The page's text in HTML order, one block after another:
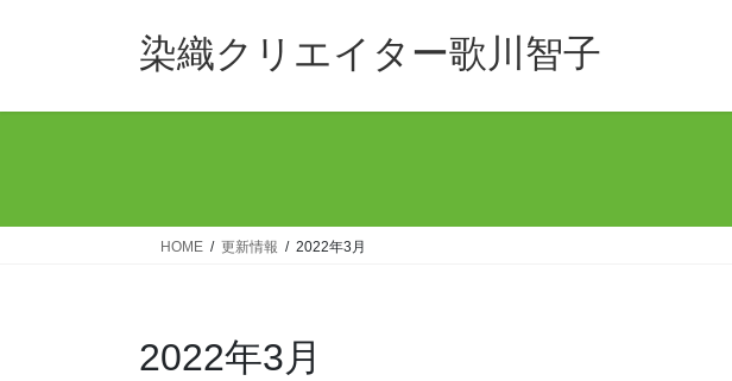
染織クリエイター歌川智子
HOME 更新情報 2022年3月
2022年3月